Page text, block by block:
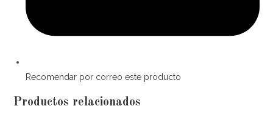
Recomendar por correo este producto
Productos relacionados